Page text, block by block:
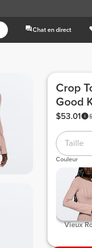
Chat en direct
Crop
Good
$53.01
Taille
Couleur
Vieux